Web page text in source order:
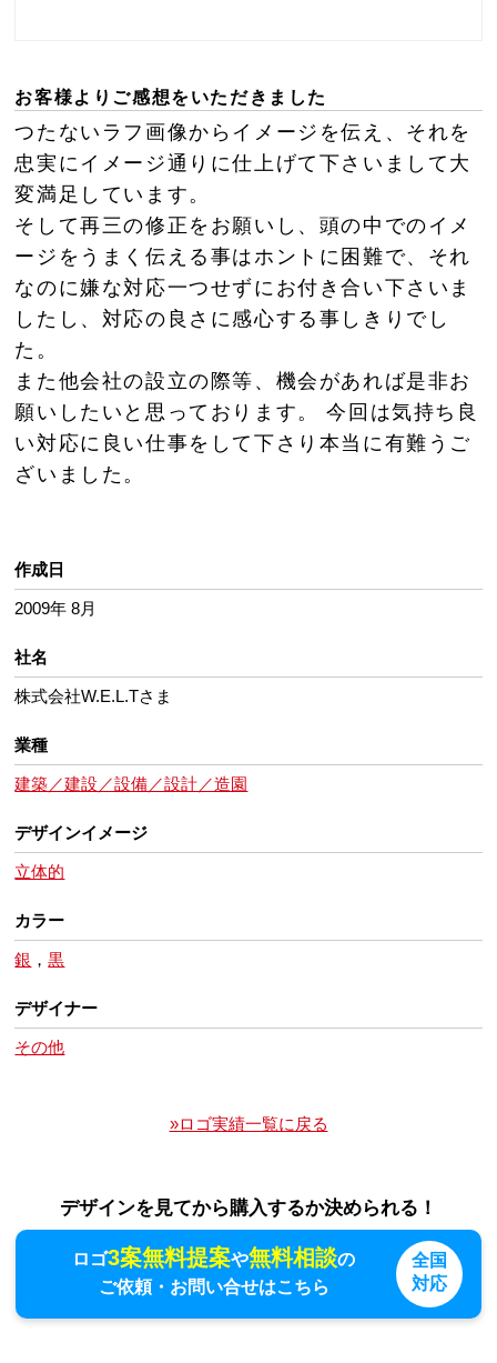
お客様よりご感想をいただきました
つたないラフ画像からイメージを伝え、それを
忠実にイメージ通りに仕上げて下さいまして大
変満足しています。
そして再三の修正をお願いし、頭の中でのイメ
ージをうまく伝える事はホントに困難で、それ
なのに嫌な対応一つせずにお付き合い下さいま
したし、対応の良さに感心する事しきりでし
た。
また他会社の設立の際等、機会があれば是非お
願いしたいと思っております。 今回は気持ち良
い対応に良い仕事をして下さり本当に有難うご
ざいました。
作成日
2009年 8月
社名
株式会社W.E.L.Tさま
業種
建築／建設／設備／設計／造園
デザインイメージ
立体的
カラー
銀 ，黒
デザイナー
その他
»ロゴ実績一覧に戻る
デザインを見てから購入するか決められる！
ロゴ3案無料提案や無料相談の
ご依頼・お問い合せはこちら
全国
対応